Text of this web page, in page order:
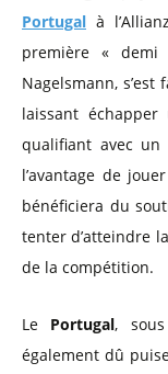
Portugal à
première « demi
Nagelsmann,
laissant
qualifiant avec un
l’avantage de
bénéficiera du
tenter d’atteindre
de la compétition.
Le Portugal,
également dû